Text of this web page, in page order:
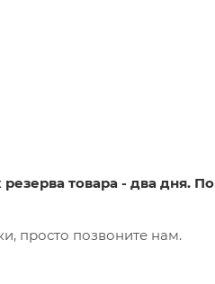
товара - два дня. По
просто позвоните нам.